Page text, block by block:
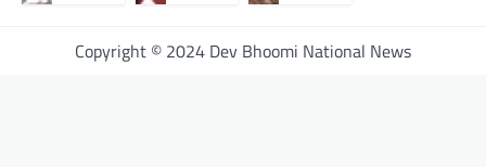
Copyright © 2024 Dev Bhoomi National News